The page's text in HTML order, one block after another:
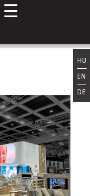
☰
HU
EN
DE